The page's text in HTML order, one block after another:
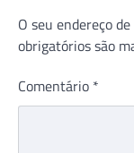
O seu endereço
obrigatórios são
Comentário *